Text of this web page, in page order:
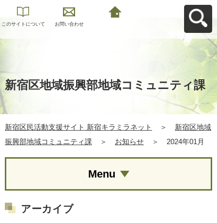
このサイトについて お問い合わせ
新宿区地域振興部地域コミュニティ課
新宿区民活動支援サイト 新宿キラミラネット ＞
新宿区地域
振興部地域コミュニティ課
＞ お知らせ ＞ 2024年01月
Menu
アーカイブ